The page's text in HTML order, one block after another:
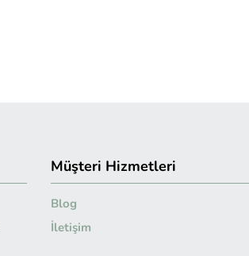
Müşteri Hizmetleri
Blog
İletişim